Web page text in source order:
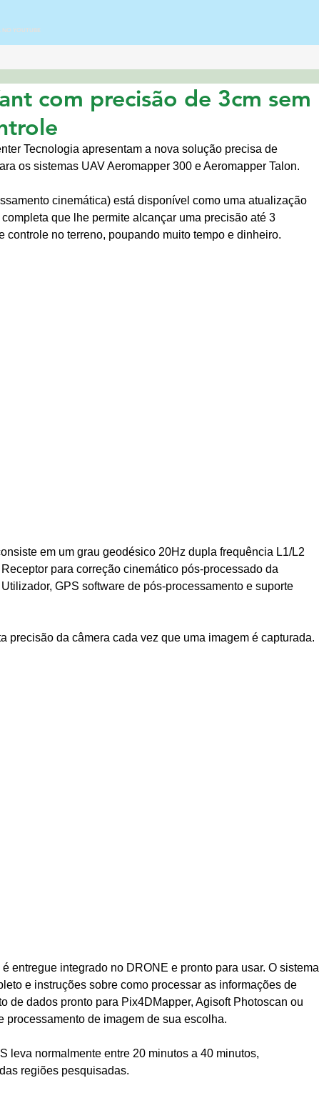
NO YOUTUBE
com precisão de 3cm sem
Tecnologia apresentam a nova solução precisa de
os sistemas UAV Aeromapper 300 e Aeromapper Talon.
cinemática) está disponível como uma atualização
que lhe permite alcançar uma precisão até 3
controle no terreno, poupando muito tempo e dinheiro.
em um grau geodésico 20Hz dupla frequência L1/L2
para correção cinemático pós-processado da
GPS software de pós-processamento e suporte
precisão da câmera cada vez que uma imagem é capturada.
entregue integrado no DRONE e pronto para usar. O sistema
e instruções sobre como processar as informações de
de dados pronto para Pix4DMapper, Agisoft Photoscan ou
processamento de imagem de sua escolha.
leva normalmente entre 20 minutos a 40 minutos,
regiões pesquisadas.